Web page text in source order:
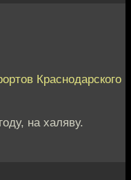
Краснодарского
на халяву.